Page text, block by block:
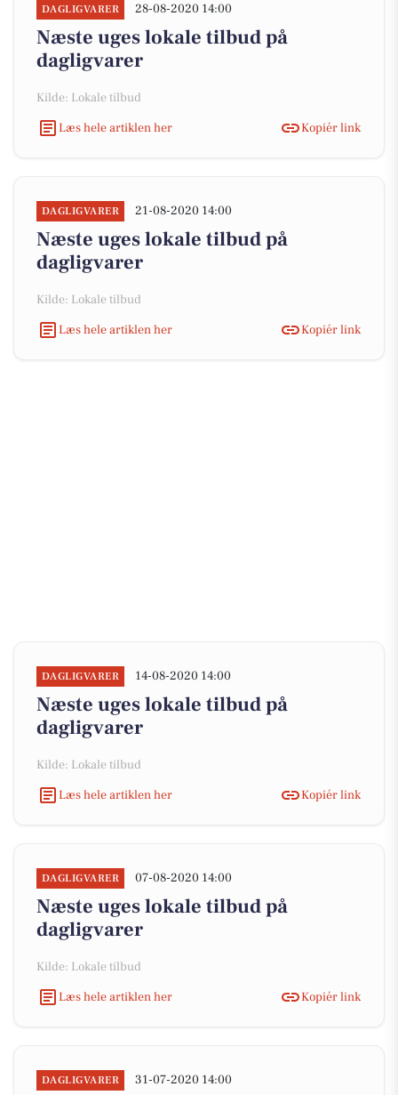
DAGLIGVARER 28-08-2020 14:00
Næste uges lokale tilbud på
dagligvarer
Kilde: Lokale tilbud
Læs hele artiklen her
Kopiér link
DAGLIGVARER 21-08-2020 14:00
Næste uges lokale tilbud på
dagligvarer
Kilde: Lokale tilbud
Læs hele artiklen her
Kopiér link
DAGLIGVARER 14-08-2020 14:00
Næste uges lokale tilbud på
dagligvarer
Kilde: Lokale tilbud
Læs hele artiklen her
Kopiér link
DAGLIGVARER 07-08-2020 14:00
Næste uges lokale tilbud på
dagligvarer
Kilde: Lokale tilbud
Læs hele artiklen her
Kopiér link
DAGLIGVARER 31-07-2020 14:00